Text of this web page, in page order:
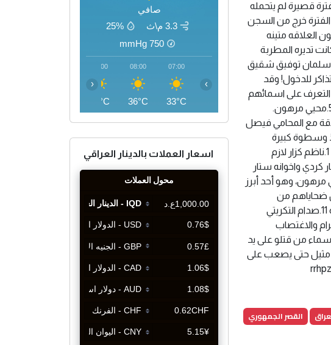
قصيرة لم يتحمله
الفترة خرج من السجن
العلاقه متينه
تديره المطربة
سلمان توفيق شقيق
للدخول! وقد
التعرف على اسمائهم
وهوياتهم من صاحبة الملهى وهم كل من: 1.طالب ابن ماهية. 2.قيس الجندي. 3. جبار الكردي. 4. صدام التكريتي. 5.محيي مرهون.
علاقة مع المحامي فيصل
وسطوة كبيرة
وتتطور وتصبح بعد ذلك منظمة ارهابية اسمها (حنين) وينظم اليها مجموعة من الشقاوات والمجرمين ومنهم 1.ناظم كزار لازم
محمد الكردي (الملقب جبار كردي واخوانه ستار
العزاوي 5.وهاب كريم 6.رزاق لفتة 7.فاضل الشكرة 8.محمد فاضل الخشالي 9.محي مرهون، وهو أحد أبرز
ضحاياهم من
المواطنين الابرياء والمعروفة بحوادث (ابو طبر) وكان ادى فيها المحامي فيصل الخيزران دور بارز!. 10.علي رضا باوه 11.صدام التكريتي
والاغتصاب
من قتلو على يد
مثيل حتى يصعب على
القصر الجمهوري
صافي
3.3 م\ث
25%
750
mmHg
07:00
33°C
08:00
36°C
09:00
38°C
‹ ›
اسعار العملات بالدينار العراقي